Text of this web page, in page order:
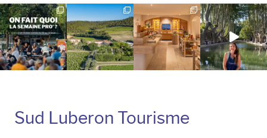
InstagramFacebook
Sud Luberon Tourisme